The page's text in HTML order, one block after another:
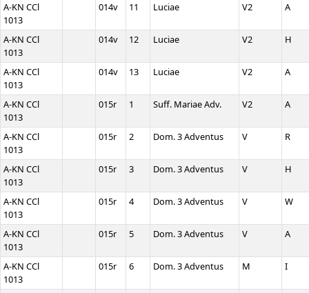
A-KN CCl
1013
014v 11 Luciae V2 A
A-KN CCl
1013
014v 12 Luciae V2 H
A-KN CCl
1013
014v 13 Luciae V2 A
A-KN CCl
1013
015r 1 Suff. Mariae Adv. V2 A
A-KN CCl
1013
015r 2 Dom. 3 Adventus V R
A-KN CCl
1013
015r 3 Dom. 3 Adventus V H
A-KN CCl
1013
015r 4 Dom. 3 Adventus V W
A-KN CCl
1013
015r 5 Dom. 3 Adventus V A
A-KN CCl
1013
015r 6 Dom. 3 Adventus M I